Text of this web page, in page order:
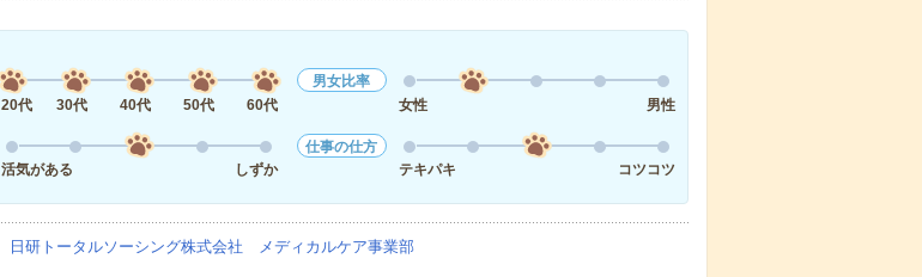
20代
30代 40代 50代 60代
男女比率
女性
男性
活気がある
しずか
仕事の仕方
テキパキ
コツコツ
日研トータルソーシング株式会社 メディカルケア事業部